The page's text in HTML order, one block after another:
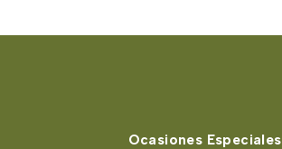
Ocasiones Especiales